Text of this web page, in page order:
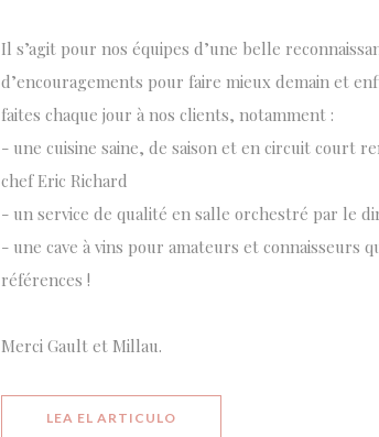
Il s’agit pour nos équipes d’une belle
d’encouragements pour faire mieux demain et
faites chaque jour à nos clients, notamment :
- une cuisine saine, de saison et en circuit court
chef Eric Richard
- un service de qualité en salle orchestré par le
- une cave à vins pour amateurs et connaisseurs
références !
Merci Gault et Millau.
LEA EL ARTICULO((ABRE EN UNA NUEVA